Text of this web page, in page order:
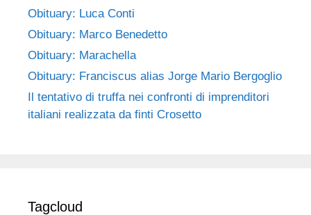
Obituary: Luca Conti
Obituary: Marco Benedetto
Obituary: Marachella
Obituary: Franciscus alias Jorge Mario Bergoglio
Il tentativo di truffa nei confronti di imprenditori
italiani realizzata da finti Crosetto
Tagcloud